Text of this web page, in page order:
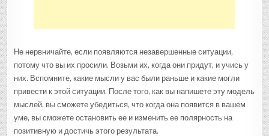
Не нервничайте, если появляются незавершенные ситуации,
потому что вы их просили. Возьми их, когда они придут, и учись у
них. Вспомните, какие мысли у вас были раньше и какие могли
привести к этой ситуации. После того, как вы напишете эту модель
мыслей, вы сможете убедиться, что когда она появится в вашем
уме, вы сможете остановить ее и изменить ее полярность на
позитивную и достичь этого результата.